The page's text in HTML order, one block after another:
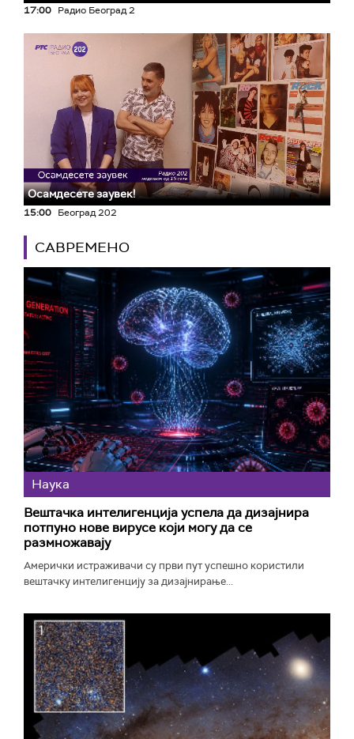
17:00 Радио Београд 2
Осамдесете заувек!
15:00 Београд 202
САВРЕМЕНО
Наука
Вештачка интелигенција успела да дизајнира
потпуно нове вирусе који могу да се
размножавају
Амерички истраживачи су први пут успешно користили
вештачку интелигенцију за дизајнирање...